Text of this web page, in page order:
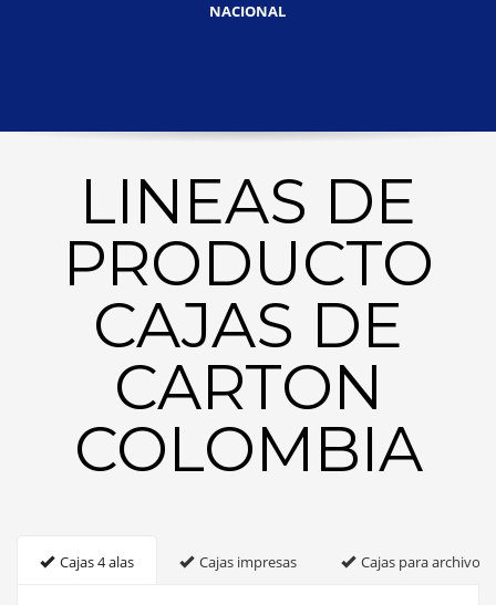
NACIONAL
LINEAS DE
PRODUCTO
CAJAS DE
CARTON
COLOMBIA
Cajas 4 alas Cajas impresas Cajas para archivo